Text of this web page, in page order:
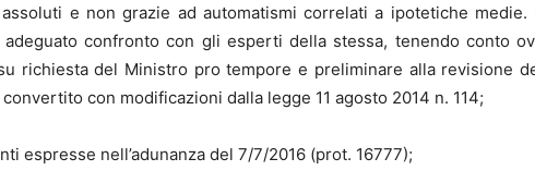
e non grazie ad automatismi correlati a ipotetiche
confronto con gli esperti della stessa, tenendo conto
richiesta del Ministro pro tempore e preliminare alla revisione
con modificazioni dalla legge 11 agosto 2014 n. 114;
espresse nell’adunanza del 7/7/2016 (prot. 16777);